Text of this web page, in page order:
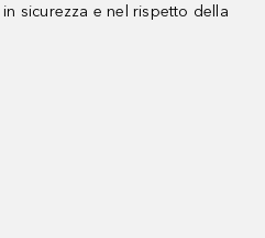
sicurezza e nel rispetto della